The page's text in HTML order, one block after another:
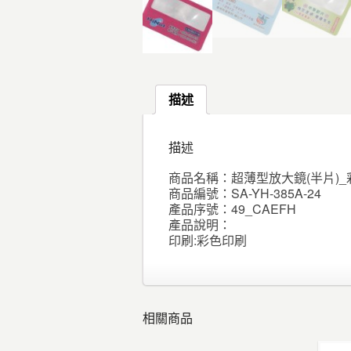
描述
描述
商品名稱：超薄型放大鏡(半片)_
商品編號：SA-YH-385A-24
產品序號：49_CAEFH
產品說明：
印刷:彩色印刷
相關商品